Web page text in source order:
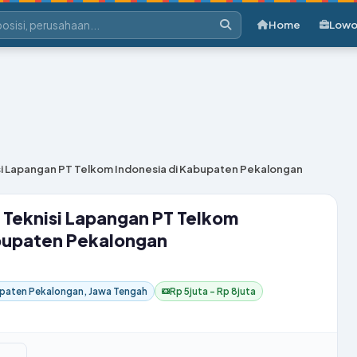
Home
Lapangan PT Telkom Indonesia di Kabupaten Pekalongan
Lapangan PT Telkom
Pekalongan
Pekalongan, Jawa Tengah Rp 5juta – Rp 8juta